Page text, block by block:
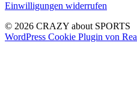
Einwilligungen widerrufen
© 2026 CRAZY about SPORTS
WordPress Cookie Plugin von